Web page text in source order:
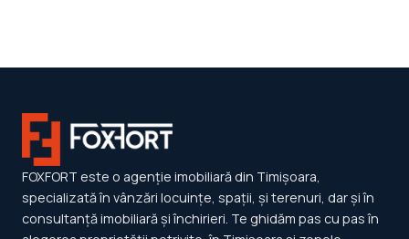
consultanță imobiliară și închirieri. Te ghidăm pas cu pas în
alegerea proprietății potrivite, în Timișoara și zonele
învecinate, astfel încât să găsești un loc numit ”acasă”.